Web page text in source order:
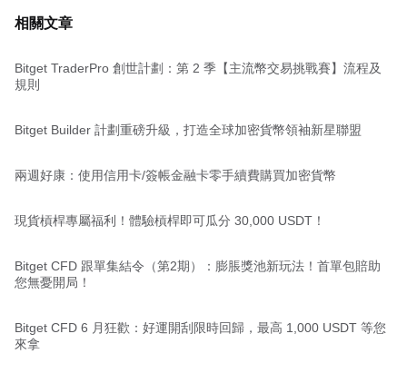
相關文章
Bitget TraderPro 創世計劃：第 2 季【主流幣交易挑戰賽】流程及
規則
Bitget Builder 計劃重磅升級，打造全球加密貨幣領袖新星聯盟
兩週好康：使用信用卡/簽帳金融卡零手續費購買加密貨幣
現貨槓桿專屬福利！體驗槓桿即可瓜分 30,000 USDT！
Bitget CFD 跟單集結令（第2期）：膨脹獎池新玩法！首單包賠助
您無憂開局！
Bitget CFD 6 月狂歡：好運開刮限時回歸，最高 1,000 USDT 等您
來拿